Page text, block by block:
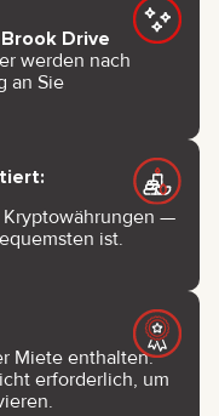
Brook Drive
werden nach
an Sie
Kryptowährungen —
ist.
Miete enthalten.
erforderlich, um